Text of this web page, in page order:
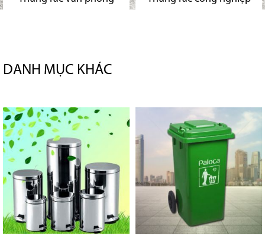
DANH MỤC KHÁC